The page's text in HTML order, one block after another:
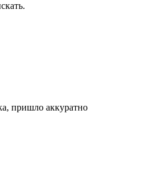
пришло аккуратно